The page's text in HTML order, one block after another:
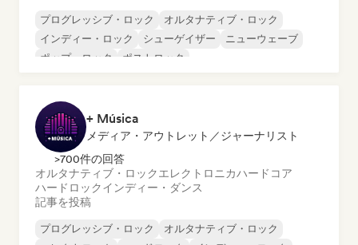
プログレッシブ・ロック
オルタナティブ・ロック
インディー・ロック
シューゲイザー
ニューウェーブ
ポップ・ロック
ポストロック
+ Música
メディア・アウトレット／ジャーナリスト
>700件の回答
オルタナティブ・ロックエレクトロニカハードコア
ハードロックインディー・ダンス
記事を投稿
プログレッシブ・ロック
オルタナティブ・ロック